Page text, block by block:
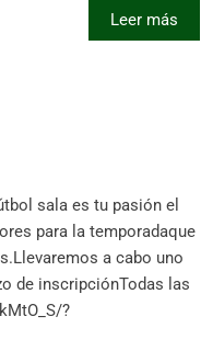
Leer más
sala es tu pasión el
para la temporadaque
a cabo uno
de inscripciónTodas las
?